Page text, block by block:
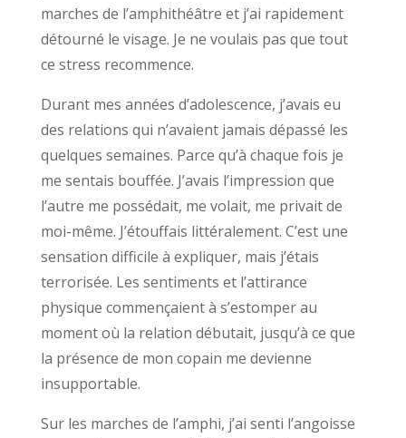
marches de l’amphithéâtre et j’ai rapidement
détourné le visage. Je ne voulais pas que tout
ce stress recommence.
Durant mes années d’adolescence, j’avais eu
des relations qui n’avaient jamais dépassé les
quelques semaines. Parce qu’à chaque fois je
me sentais bouffée. J’avais l’impression que
l’autre me possédait, me volait, me privait de
moi-même. J’étouffais littéralement. C’est une
sensation difficile à expliquer, mais j’étais
terrorisée. Les sentiments et l’attirance
physique commençaient à s’estomper au
moment où la relation débutait, jusqu’à ce que
la présence de mon copain me devienne
insupportable.
Sur les marches de l’amphi, j’ai senti l’angoisse